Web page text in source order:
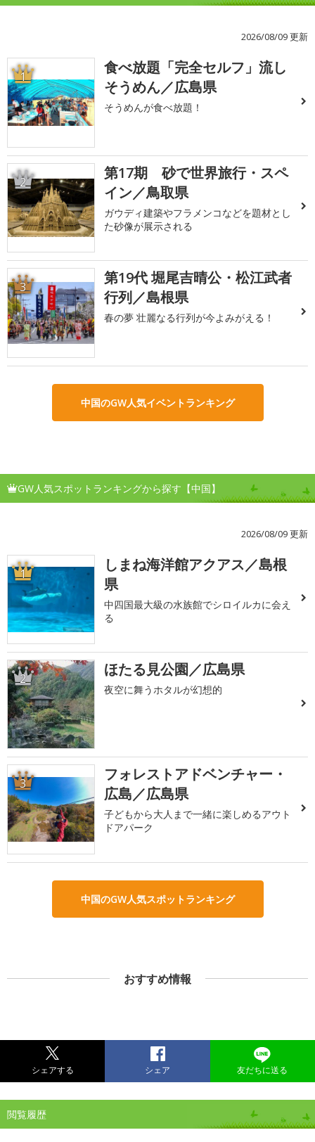
2026/08/09 更新
1
食べ放題「完全セルフ」流し
そうめん／広島県
そうめんが食べ放題！
2
第17期 砂で世界旅行・スペ
イン／鳥取県
ガウディ建築やフラメンコなどを題材とし
た砂像が展示される
3
第19代 堀尾吉晴公・松江武者
行列／島根県
春の夢 壮麗なる行列が今よみがえる！
中国のGW人気イベントランキング
GW人気スポットランキングから探す【中国】
2026/08/09 更新
1
しまね海洋館アクアス／島根
県
中四国最大級の水族館でシロイルカに会え
る
2 ほたる見公園／広島県
夜空に舞うホタルが幻想的
3
フォレストアドベンチャー・
広島／広島県
子どもから大人まで一緒に楽しめるアウト
ドアパーク
中国のGW人気スポットランキング
おすすめ情報
シェアする シェア 友だちに送る
閲覧履歴